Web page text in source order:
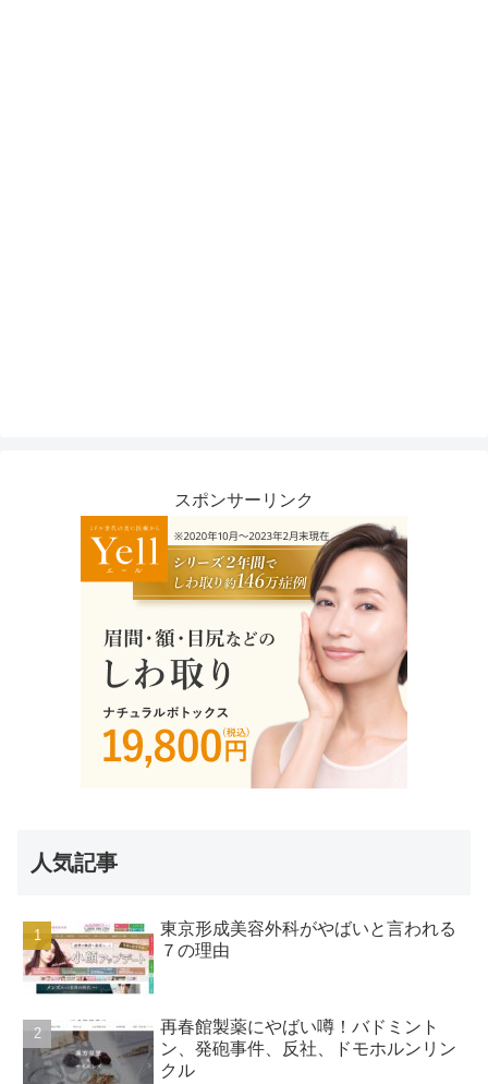
スポンサーリンク
人気記事
東京形成美容外科がやばいと言われる
７の理由
再春館製薬にやばい噂！バドミント
ン、発砲事件、反社、ドモホルンリン
クル